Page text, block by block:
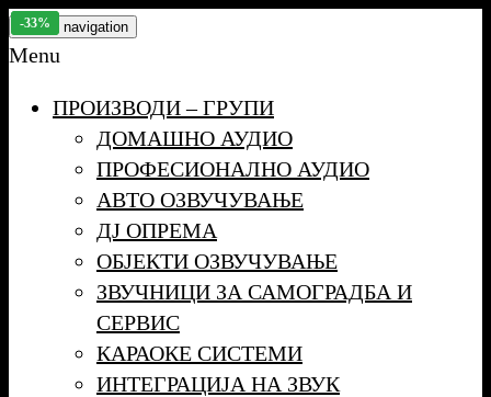
Skip
to
content
Toggle navigation
Menu
ПРОИЗВОДИ – ГРУПИ
ДОМАШНО АУДИО
ПРОФЕСИОНАЛНО АУДИО
АВТО ОЗВУЧУВАЊЕ
ДЈ ОПРЕМА
ОБЈЕКТИ ОЗВУЧУВАЊЕ
ЗВУЧНИЦИ ЗА САМОГРАДБА И
СЕРВИС
КАРАОКЕ СИСТЕМИ
ИНТЕГРАЦИЈА НА ЗВУК
-25%
-35%
-33%